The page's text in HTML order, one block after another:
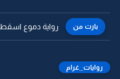
بارت من رواية دموع
روايات_غرام